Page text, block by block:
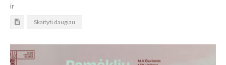
ir
Skaityti daugiau